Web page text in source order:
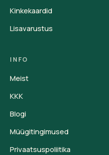
Kinkekaardid
Lisavarustus
INFO
Meist
KKK
Blogi
Müügitingimused
Privaatsuspoliitika